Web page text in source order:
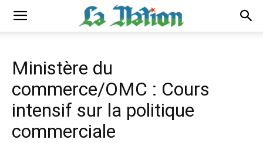
Ministère du
commerce/OMC : Cours
intensif sur la politique
commerciale